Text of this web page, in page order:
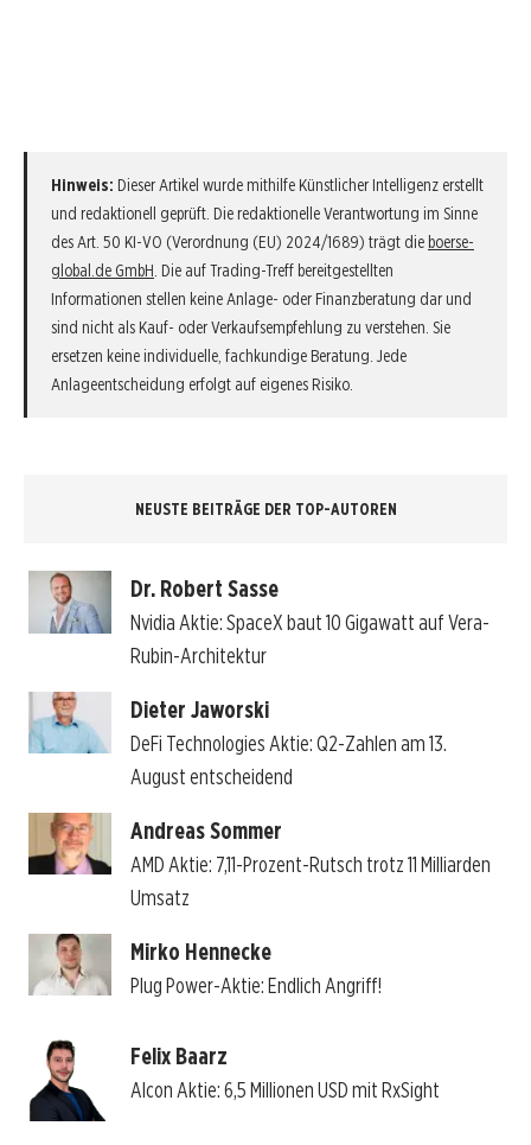
Hinweis: Dieser Artikel wurde mithilfe Künstlicher Intelligenz erstellt
und redaktionell geprüft. Die redaktionelle Verantwortung im Sinne
des Art. 50 KI-VO (Verordnung (EU) 2024/1689) trägt die boerse-
global.de GmbH . Die auf Trading-Treff bereitgestellten
Informationen stellen keine Anlage- oder Finanzberatung dar und
sind nicht als Kauf- oder Verkaufsempfehlung zu verstehen. Sie
ersetzen keine individuelle, fachkundige Beratung. Jede
Anlageentscheidung erfolgt auf eigenes Risiko.
NEUSTE BEITRÄGE DER TOP-AUTOREN
Dr. Robert Sasse
Nvidia Aktie: SpaceX baut 10 Gigawatt auf Vera-
Rubin-Architektur
Dieter Jaworski
DeFi Technologies Aktie: Q2-Zahlen am 13.
August entscheidend
Andreas Sommer
AMD Aktie: 7,11-Prozent-Rutsch trotz 11 Milliarden
Umsatz
Mirko Hennecke
Plug Power-Aktie: Endlich Angriff!
Felix Baarz
Alcon Aktie: 6,5 Millionen USD mit RxSight